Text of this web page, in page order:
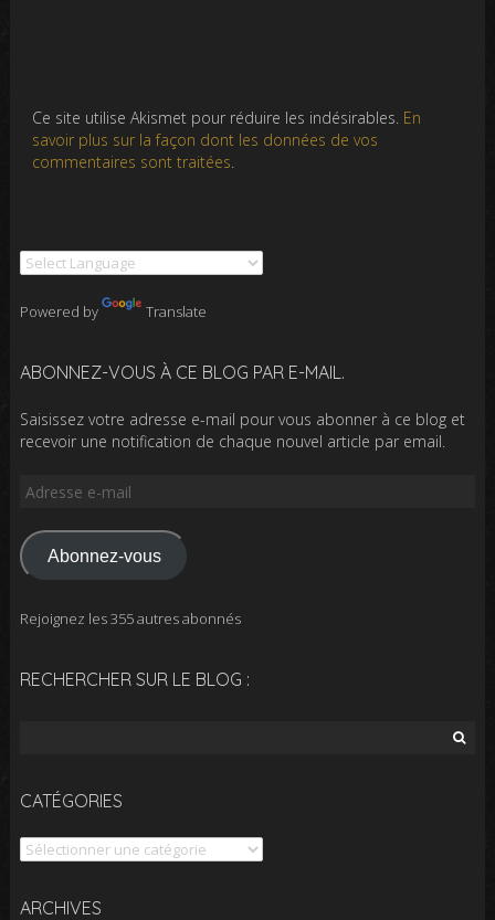
Ce site utilise Akismet pour réduire les indésirables. En
savoir plus sur la façon dont les données de vos
commentaires sont traitées.
Powered by Translate
ABONNEZ-VOUS À CE BLOG PAR E-MAIL.
Saisissez votre adresse e-mail pour vous abonner à ce blog et
recevoir une notification de chaque nouvel article par email.
Adresse
mail
Abonnez-vous
Rejoignez les 355 autres abonnés
RECHERCHER SUR LE BLOG :
CATÉGORIES
Catégories
ARCHIVES
Archives